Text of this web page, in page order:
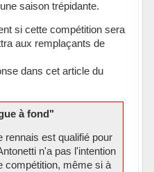
saison trépidante.
si cette compétition sera
aux remplaçants de
dans cet article du
à fond"
rennais est qualifié pour
n'a pas l'intention
compétition, même si à